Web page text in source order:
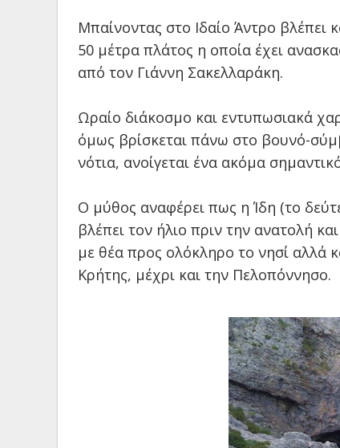
Μπαίνοντας στο Ιδαίο Άντρο βλέπει
50 μέτρα πλάτος η οποία έχει
από τον Γιάννη Σακελλαράκη.
Ωραίο διάκοσμο και εντυπωσιακά
όμως βρίσκεται πάνω στο βουνό-
νότια, ανοίγεται ένα ακόμα
Ο μύθος αναφέρει πως η Ίδη (το
βλέπει τον ήλιο πριν την ανατολή
με θέα προς ολόκληρο το νησί αλλά
Κρήτης, μέχρι και την Πελοπόννησο.